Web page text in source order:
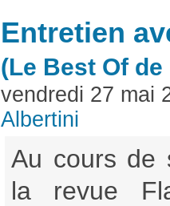
Entretien
(Le Best Of
vendredi 27 mai
Albertini
Au cours de
la revue